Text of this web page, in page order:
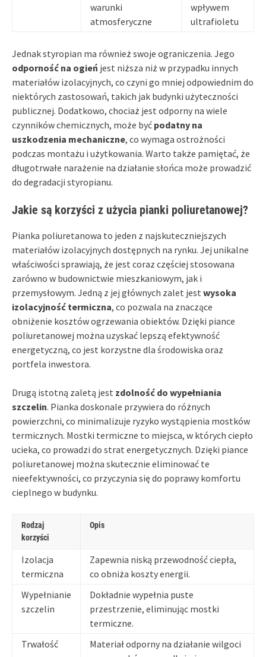
warunki
atmosferyczne
wpływem
ultrafioletu
Jednak styropian ma również swoje ograniczenia. Jego
odporność na ogień jest niższa niż w przypadku innych
materiałów izolacyjnych, co czyni go mniej odpowiednim do
niektórych zastosowań, takich jak budynki użyteczności
publicznej. Dodatkowo, chociaż jest odporny na wiele
czynników chemicznych, może być podatny na
uszkodzenia mechaniczne, co wymaga ostrożności
podczas montażu i użytkowania. Warto także pamiętać, że
długotrwałe narażenie na działanie słońca może prowadzić
do degradacji styropianu.
Jakie są korzyści z użycia pianki poliuretanowej?
Pianka poliuretanowa to jeden z najskuteczniejszych
materiałów izolacyjnych dostępnych na rynku. Jej unikalne
właściwości sprawiają, że jest coraz częściej stosowana
zarówno w budownictwie mieszkaniowym, jak i
przemysłowym. Jedną z jej głównych zalet jest wysoka
izolacyjność termiczna, co pozwala na znaczące
obniżenie kosztów ogrzewania obiektów. Dzięki piance
poliuretanowej można uzyskać lepszą efektywność
energetyczną, co jest korzystne dla środowiska oraz
portfela inwestora.
Drugą istotną zaletą jest zdolność do wypełniania
szczelin. Pianka doskonale przywiera do różnych
powierzchni, co minimalizuje ryzyko wystąpienia mostków
termicznych. Mostki termiczne to miejsca, w których ciepło
ucieka, co prowadzi do strat energetycznych. Dzięki piance
poliuretanowej można skutecznie eliminować te
nieefektywności, co przyczynia się do poprawy komfortu
cieplnego w budynku.
Rodzaj
korzyści
Opis
Izolacja
termiczna
Zapewnia niską przewodność ciepła,
co obniża koszty energii.
Wypełnianie
szczelin
Dokładnie wypełnia puste
przestrzenie, eliminując mostki
termiczne.
Trwałość
Materiał odporny na działanie wilgoci